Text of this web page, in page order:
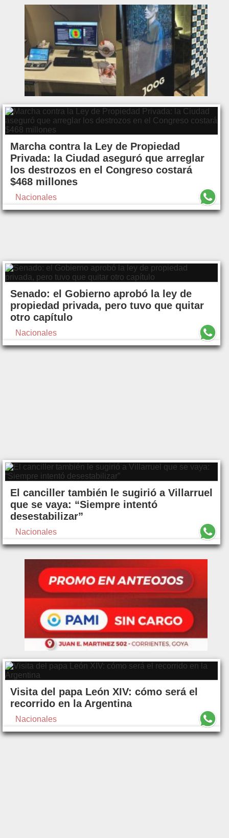
Marcha contra la Ley de Propiedad
Privada: la Ciudad aseguró que arreglar
los destrozos en el Congreso costará
$468 millones
Nacionales
Senado: el Gobierno aprobó la ley de
propiedad privada, pero tuvo que quitar
otro capítulo
Nacionales
El canciller también le sugirió a Villarruel
que se vaya: “Siempre intentó
desestabilizar”
Nacionales
Visita del papa León XIV: cómo será el
recorrido en la Argentina
Nacionales